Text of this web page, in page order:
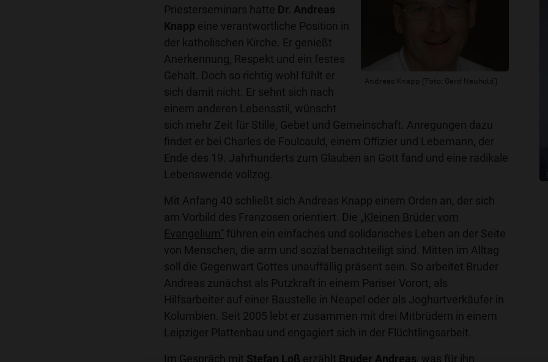
Andreas Knapp (Foto: Gerd Neuhold)
Priesterseminars hatte Dr. Andreas
Knapp eine verantwortliche Position in
der katholischen Kirche. Er genießt
Anerkennung, Respekt und ein festes
Gehalt. Doch so richtig wohl fühlt er
sich damit nicht. Er sehnt sich nach
einem anderen Lebensstil, wünscht
sich mehr Zeit für Stille, Gebet und Gemeinschaft. Anregungen dazu
findet er bei Charles de Foulcauld, einem Offizier und Lebemann, der
Ende des 19. Jahrhunderts zum Glauben an Gott fand und eine radikale
Lebenswende vollzog.
Mit Anfang 40 schließt sich Andreas Knapp einem Orden an, der sich
am Vorbild des Franzosen orientiert. Die „Kleinen Brüder vom
Evangelium“ führen ein einfaches und solidarisches Leben an der Seite
von Menschen, die arm und sozial benachteiligt sind. Mitten im Alltag
soll die Gegenwart Gottes unauffällig präsent sein. So arbeitet Bruder
Andreas zunächst als Putzkraft in einem Pariser Vorort, als
Hilfsarbeiter auf einer Baustelle in Neapel oder als Joghurtverkäufer in
Kolumbien. Seit 2005 lebt er zusammen mit drei Mitbrüdern in einem
Leipziger Plattenbau und engagiert sich in der Flüchtlingsarbeit.
Im Gespräch mit Stefan Loß erzählt Bruder Andreas , was für ihn